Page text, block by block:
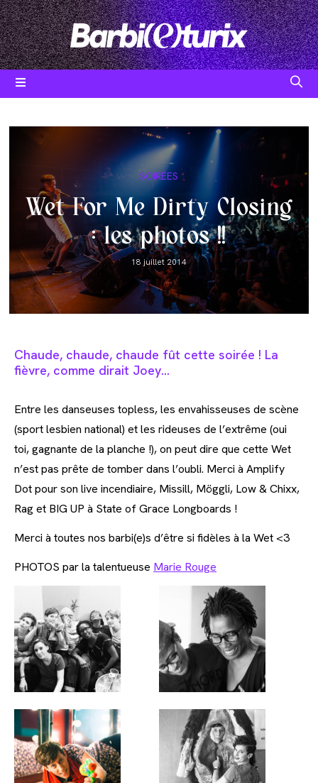
Skip
to
content
Post
category:
SOIRÉES
Wet For Me Dirty Closing
: les photos !!
Post
published:
18 juillet 2014
Chaude, chaude, chaude fût cette soirée ! La
fièvre, comme dirait Joey…
Entre les danseuses topless, les envahisseuses de scène
(sport lesbien national) et les rideuses de l’extrême (oui
toi, gagnante de la planche !), on peut dire que cette Wet
n’est pas prête de tomber dans l’oubli. Merci à Amplify
Dot pour son live incendiaire, Missill, Möggli, Low & Chixx,
Rag et BIG UP à State of Grace Longboards !
Merci à toutes nos barbi(e)s d’être si fidèles à la Wet <3
PHOTOS par la talentueuse Marie Rouge